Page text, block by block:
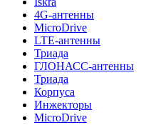
4G-антенны
MicroDrive
LTE-антенны
Триада
ГЛОНАСС-антенны
Триада
Корпуса
Инжекторы
MicroDrive